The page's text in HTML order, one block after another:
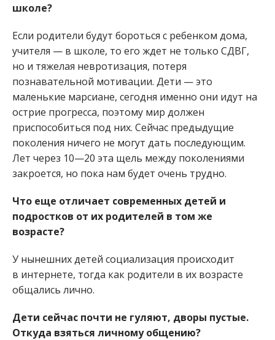
школе?
Если родители будут бороться с ребенком дома,
учителя — в школе, то его ждет не только СДВГ,
но и тяжелая невротизация, потеря
познавательной мотивации. Дети — это
маленькие марсиане, сегодня именно они идут на
острие прогресса, поэтому мир должен
приспособиться под них. Сейчас предыдущие
поколения ничего не могут дать последующим.
Лет через 10—20 эта щель между поколениями
закроется, но пока нам будет очень трудно.
Что еще отличает современных детей и
подростков от их родителей в том же
возрасте?
У нынешних детей социализация происходит
в интернете, тогда как родители в их возрасте
общались лично.
Дети сейчас почти не гуляют, дворы пустые.
Откуда взяться личному общению?